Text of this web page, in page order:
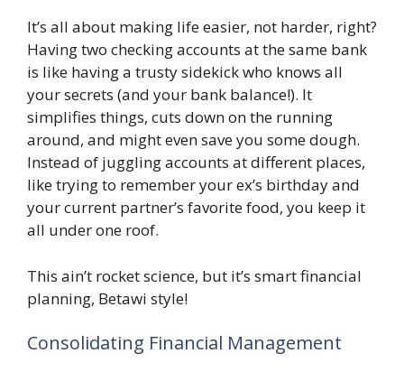
It’s all about making life easier, not harder, right?
Having two checking accounts at the same bank
is like having a trusty sidekick who knows all
your secrets (and your bank balance!). It
simplifies things, cuts down on the running
around, and might even save you some dough.
Instead of juggling accounts at different places,
like trying to remember your ex’s birthday and
your current partner’s favorite food, you keep it
all under one roof.
This ain’t rocket science, but it’s smart financial
planning, Betawi style!
Consolidating Financial Management